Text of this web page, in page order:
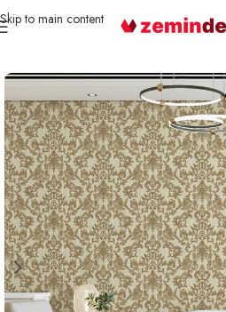
Skip to main content